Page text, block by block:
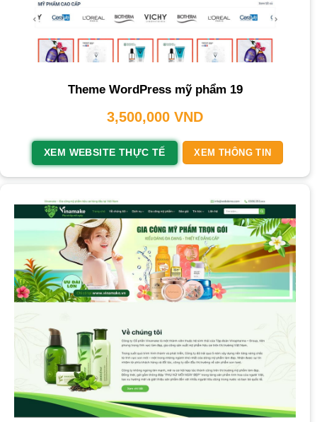
Theme WordPress mỹ phẩm 19
3,500,000 VND
XEM WEBSITE THỰC TẾ XEM THÔNG TIN